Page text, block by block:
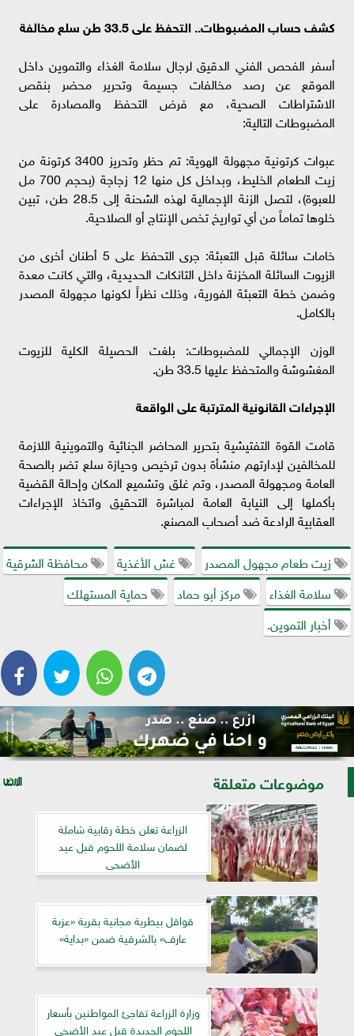
كشف حساب المضبوطات.. التحفظ على 33.5 طن سلع مخالفة
أسفر الفحص الفني الدقيق لرجال سلامة الغذاء والتموين داخل
الموقع عن رصد مخالفات جسيمة وتحرير محضر بنقص
الاشتراطات الصحية، مع فرض التحفظ والمصادرة على
المضبوطات التالية:
عبوات كرتونية مجهولة الهوية: تم حظر وتحريز 3400 كرتونة من
زيت الطعام الخليط، وبداخل كل منها 12 زجاجة (بحجم 700 مل
للعبوة)، لتصل الزنة الإجمالية لهذه الشحنة إلى 28.5 طن، تبين
خلوها تماماً من أي تواريخ تخص الإنتاج أو الصلاحية.
خامات سائلة قبل التعبئة: جرى التحفظ على 5 أطنان أخرى من
الزيوت السائلة المخزنة داخل التانكات الحديدية، والتي كانت معدة
وضمن خطة التعبئة الفورية، وذلك نظراً لكونها مجهولة المصدر
بالكامل.
الوزن الإجمالي للمضبوطات: بلغت الحصيلة الكلية للزيوت
المغشوشة والمتحفظ عليها 33.5 طن.
الإجراءات القانونية المترتبة على الواقعة
قامت القوة التفتيشية بتحرير المحاضر الجنائية والتموينية اللازمة
للمخالفين لإدارتهم منشأة بدون ترخيص وحيازة سلع تضر بالصحة
العامة ومجهولة المصدر، وتم غلق وتشميع المكان وإحالة القضية
بأكملها إلى النيابة العامة لمباشرة التحقيق واتخاذ الإجراءات
العقابية الرادعة ضد أصحاب المصنع.
زيت طعام مجهول المصدر
غش الأغذية
محافظة الشرقية
سلامة الغذاء
مركز أبو حماد
حماية المستهلك
أخبار التموين.
موضوعات متعلقة
الزراعة تعلن خطة رقابية شاملة
لضمان سلامة اللحوم قبل عيد
الأضحى
قواقل بيطرية مجانية بقرية «عزبة
عارف» بالشرقية ضمن «بداية»
وزارة الزراعة تفاجئ المواطنين بأسعار
اللحوم الجديدة قبل عيد الأضحى